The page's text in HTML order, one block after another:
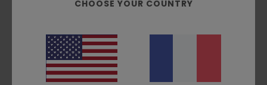
Avis clients
CHOOSE YOUR COUNTRY